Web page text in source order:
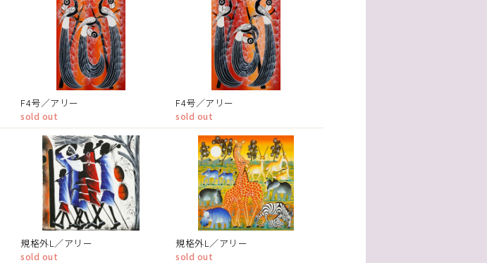
F4号／アリー
sold out
F4号／アリー
sold out
規格外L／アリー
sold out
規格外L／アリー
sold out